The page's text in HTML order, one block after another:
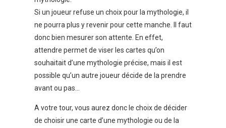
Si un joueur refuse un choix pour la mythologie, il
ne pourra plus y revenir pour cette manche. Il faut
donc bien mesurer son attente. En effet,
attendre permet de viser les cartes qu’on
souhaitait d’une mythologie précise, mais il est
possible qu’un autre joueur décide de la prendre
avant ou pas…
A votre tour, vous aurez donc le choix de décider
de choisir une carte d’une mythologie ou de la